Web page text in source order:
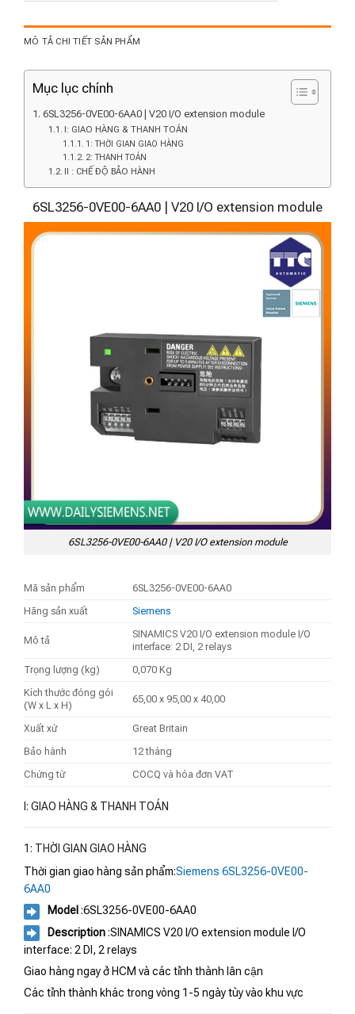
MÔ TẢ CHI TIẾT SẢN PHẨM
Mục lục chính
6SL3256-0VE00-6AA0 | V20 I/O extension module
I: GIAO HÀNG & THANH TOÁN
1: THỜI GIAN GIAO HÀNG
2: THANH TOÁN
II : CHẾ ĐỘ BẢO HÀNH
6SL3256-0VE00-6AA0 | V20 I/O extension module
6SL3256-0VE00-6AA0 | V20 I/O extension module
Mã sản phẩm
6SL3256-0VE00-6AA0
Hãng sản xuất
Siemens
Mô tả
SINAMICS V20 I/O extension module I/O
interface: 2 DI, 2 relays
Trọng lượng (kg)
0,070 Kg
Kích thước đóng gói
(W x L x H)
65,00 x 95,00 x 40,00
Xuất xứ
Great Britain
Bảo hành
12 tháng
Chứng từ
COCQ và hóa đơn VAT
I: GIAO HÀNG & THANH TOÁN
1: THỜI GIAN GIAO HÀNG
Thời gian giao hàng sản phẩm:Siemens 6SL3256-0VE00-
6AA0
Model :6SL3256-0VE00-6AA0
Description:SINAMICS V20 I/O extension module I/O
interface: 2 DI, 2 relays
Giao hàng ngay ở HCM và các tỉnh thành lân cận
Các tỉnh thành khác trong vòng 1-5 ngày tùy vào khu vực